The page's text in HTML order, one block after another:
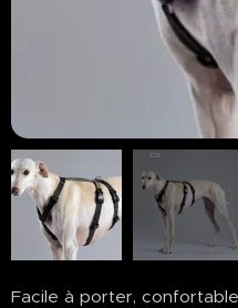
Facile à porter,